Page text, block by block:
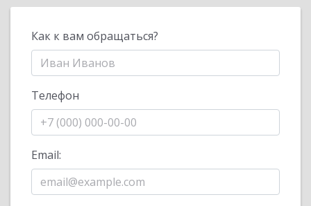
Как к вам обращаться?
Телефон
Email: